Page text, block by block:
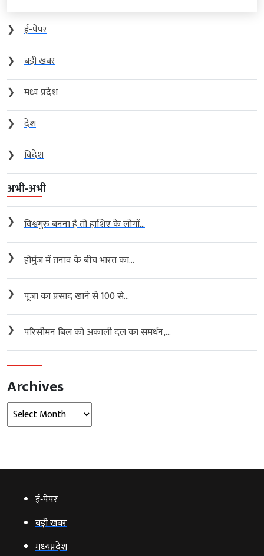
❯
ई-पेपर
❯
बड़ी खबर
❯
मध्य प्रदेश
❯
देश
❯
विदेश
अभी-अभी
❯ विश्वगुरु बनना है तो हाशिए के लोगों...
❯ होर्मुज में तनाव के बीच भारत का...
❯ पूजा का प्रसाद खाने से 100 से...
❯ परिसीमन बिल को अकाली दल का समर्थन,...
Archives
Archives
ई‑पेपर
बड़ी खबर
मध्‍यप्रदेश